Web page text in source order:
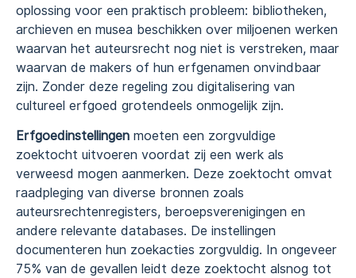
oplossing voor een praktisch probleem: bibliotheken,
archieven en musea beschikken over miljoenen werken
waarvan het auteursrecht nog niet is verstreken, maar
waarvan de makers of hun erfgenamen onvindbaar
zijn. Zonder deze regeling zou digitalisering van
cultureel erfgoed grotendeels onmogelijk zijn.
Erfgoedinstellingen moeten een zorgvuldige
zoektocht uitvoeren voordat zij een werk als
verweesd mogen aanmerken. Deze zoektocht omvat
raadpleging van diverse bronnen zoals
auteursrechtenregisters, beroepsverenigingen en
andere relevante databases. De instellingen
documenteren hun zoekacties zorgvuldig. In ongeveer
75% van de gevallen leidt deze zoektocht alsnog tot